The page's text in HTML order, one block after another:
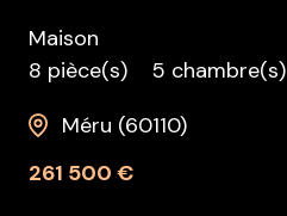
Maison
8 pièce(s)
5 chambre(s)
Méru (60110)
261 500 €